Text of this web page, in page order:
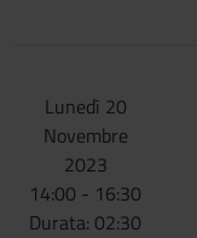
Lunedì 20
Novembre
2023
14:00 - 16:30
Durata: 02:30